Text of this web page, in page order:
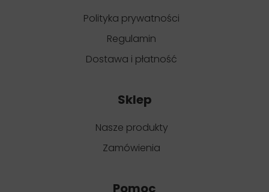
Polityka prywatności
Regulamin
Dostawa i płatność
Sklep
Nasze produkty
Zamówienia
Pomoc